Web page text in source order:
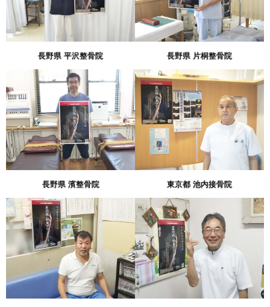
長野県 平沢整骨院 長野県 片桐整骨院
長野県 濱整骨院 東京都 池内接骨院